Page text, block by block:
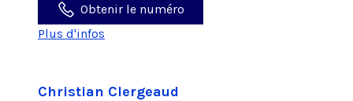
Obtenir le numéro
Plus d'infos
Christian Clergeaud